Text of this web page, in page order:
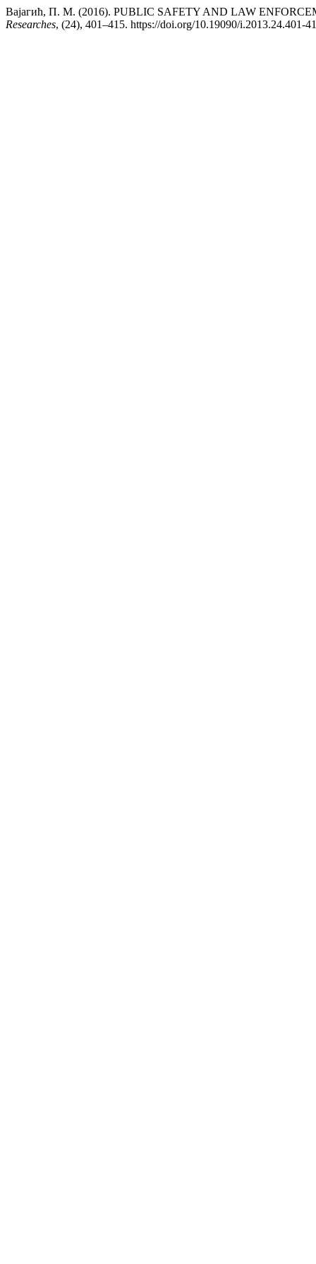
Вајагић, П. М. (2016). PUBLIC SAFETY AND LAW
Researches, (24), 401–415. https://doi.org/10.19090/i.2013.24.401-